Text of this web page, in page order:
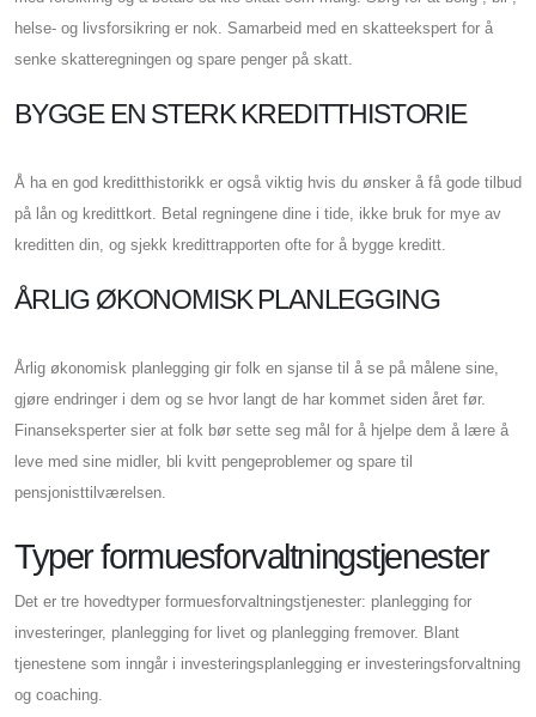
helse- og livsforsikring er nok. Samarbeid med en skatteekspert for å
senke skatteregningen og spare penger på skatt.
BYGGE EN STERK KREDITTHISTORIE
Å ha en god kreditthistorikk er også viktig hvis du ønsker å få gode tilbud
på lån og kredittkort. Betal regningene dine i tide, ikke bruk for mye av
kreditten din, og sjekk kredittrapporten ofte for å bygge kreditt.
ÅRLIG ØKONOMISK PLANLEGGING
Årlig økonomisk planlegging gir folk en sjanse til å se på målene sine,
gjøre endringer i dem og se hvor langt de har kommet siden året før.
Finanseksperter sier at folk bør sette seg mål for å hjelpe dem å lære å
leve med sine midler, bli kvitt pengeproblemer og spare til
pensjonisttilværelsen.
Typer formuesforvaltningstjenester
Det er tre hovedtyper formuesforvaltningstjenester: planlegging for
investeringer, planlegging for livet og planlegging fremover. Blant
tjenestene som inngår i investeringsplanlegging er investeringsforvaltning
og coaching.